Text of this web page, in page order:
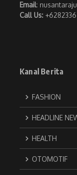
Email:
Call Us:
Kanal Berita
FASHION
HEADLINE
HEALTH
OTOMOTIF